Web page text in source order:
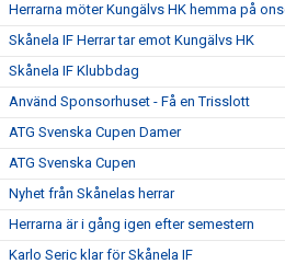
Herrarna möter Kungälvs HK hemma på
Skånela IF Herrar tar emot Kungälvs HK
Skånela IF Klubbdag
Använd Sponsorhuset - Få en Trisslott
ATG Svenska Cupen Damer
ATG Svenska Cupen
Nyhet från Skånelas herrar
Herrarna är i gång igen efter semestern
Karlo Seric klar för Skånela IF